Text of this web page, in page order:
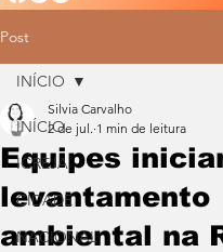
Post
INÍCIO
IGREJA
CIDADE
NACIONAL
INÍCIO
Equipes
levantamento
ambiental na
Silvia Carvalho
2 de jul. 1 min de leitura